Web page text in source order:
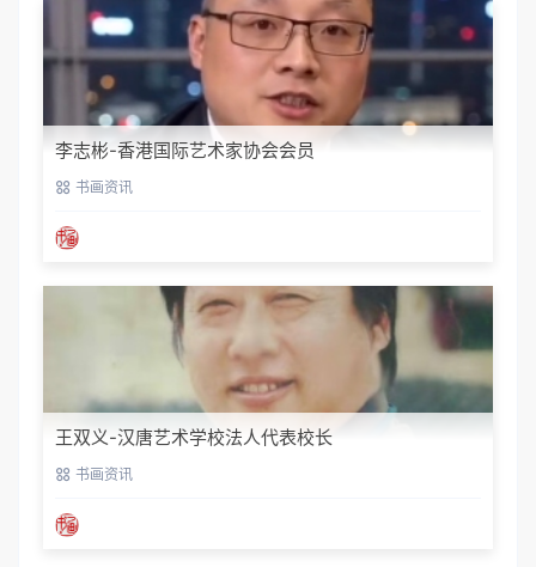
李志彬-香港国际艺术家协会会员
书画资讯
王双义-汉唐艺术学校法人代表校长
书画资讯